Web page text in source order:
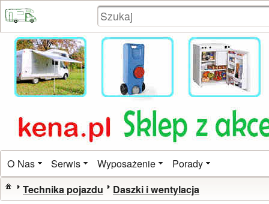
O Nas Serwis Wyposażenie Porady
Technika pojazdu Daszki i wentylacja